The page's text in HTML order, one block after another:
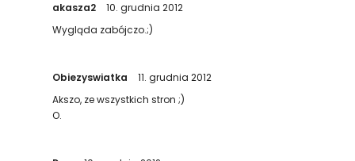
akasza2
10. grudnia 2012
Wygląda zabójczo.;)
Obiezyswiatka
11. grudnia 2012
Akszo, ze wszystkich stron ;)
O.